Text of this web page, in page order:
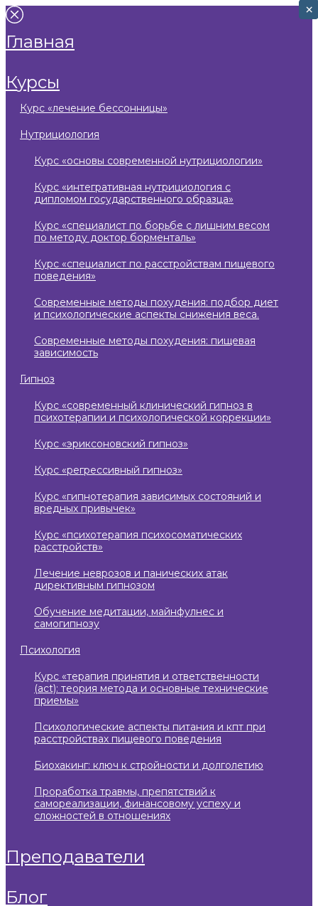
главная
курсы
курс «лечение бессонницы»
нутрициология
курс «основы современной нутрициологии»
курс «интегративная нутрициология с
дипломом государственного образца»
курс «специалист по борьбе с лишним весом
по методу доктор борменталь»
курс «специалист по расстройствам пищевого
поведения»
современные методы похудения: подбор диет
и психологические аспекты снижения веса.
современные методы похудения: пищевая
зависимость
гипноз
курс «современный клинический гипноз в
психотерапии и психологической коррекции»
курс «эриксоновский гипноз»
курс «регрессивный гипноз»
курс «гипнотерапия зависимых состояний и
вредных привычек»
курс «психотерапия психосоматических
расстройств»
лечение неврозов и панических атак
директивным гипнозом
обучение медитации, майнфулнес и
самогипнозу
психология
курс «терапия принятия и ответственности
(act): теория метода и основные технические
приемы»
психологические аспекты питания и кпт при
расстройствах пищевого поведения
биохакинг: ключ к стройности и долголетию
проработка травмы, препятствий к
самореализации, финансовому успеху и
сложностей в отношениях
преподаватели
блог
×
×